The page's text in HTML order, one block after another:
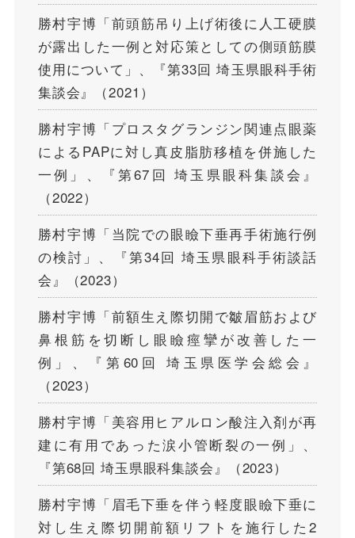
勝村宇博「前頭筋吊り上げ術後に人工硬膜
が露出した一例と対応策としての側頭筋膜
使用について」、『第33回 埼玉県眼科手術
集談会』（2021）
勝村宇博「プロスタグランジン関連点眼薬
によるPAPに対し真皮脂肪移植を併施した
一例」、『第67回 埼玉県眼科集談会』
（2022）
勝村宇博「当院での眼瞼下垂再手術施行例
の検討」、『第34回 埼玉県眼科手術談話
会』（2023）
勝村宇博「前額生え際切開で皺眉筋および
鼻根筋を切断し眼瞼痙攣が改善した一
例」、『第60回 埼玉県医学会総会』
（2023）
勝村宇博「美容用ヒアルロン酸注入剤が再
建に有用であった涙小管断裂の一例」、
『第68回 埼玉県眼科集談会』（2023）
勝村宇博「眉毛下垂を伴う軽度眼瞼下垂に
対し生え際切開前額リフトを施行した2